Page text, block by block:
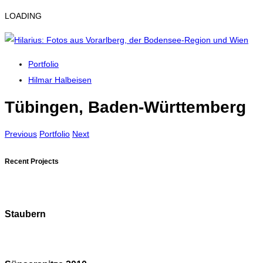
LOADING
Portfolio
Hilmar Halbeisen
Tübingen, Baden-Württemberg
Previous Portfolio Next
Recent Projects
Staubern